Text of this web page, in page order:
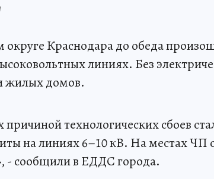
округе Краснодара до обеда
линиях. Без
жилых домов.
причиной технологических сбоев
на линиях 6–10 кВ. На местах ЧП
- сообщили в ЕДДС города.